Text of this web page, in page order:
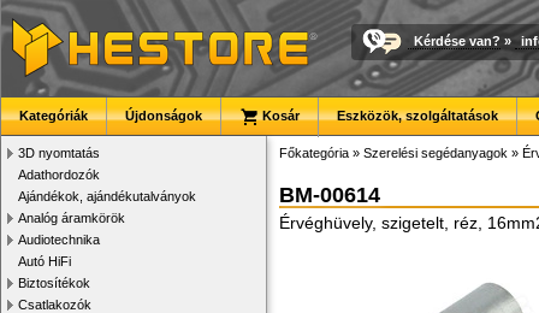
Kérdése van? »
Kategóriák Újdonságok Kosár Eszközök, szolgáltatások
3D nyomtatás
Adathordozók
Ajándékok, ajándékutalványok
Analóg áramkörök
Audiotechnika
Autó HiFi
Biztosítékok
Csatlakozók
Főkategória » Szerelési segédanyagok »
BM-00614
Érvéghüvely, szigetelt, réz,